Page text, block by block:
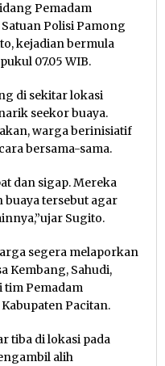
Pemadam
Polisi Pamong
kejadian bermula
07.05 WIB.
di sekitar lokasi
seekor buaya.
warga berinisiatif
bersama-sama.
dan sigap. Mereka
tersebut agar
Sugito.
segera melaporkan
Kembang, Sahudi,
Pemadam
Pacitan.
tiba di lokasi pada
alih